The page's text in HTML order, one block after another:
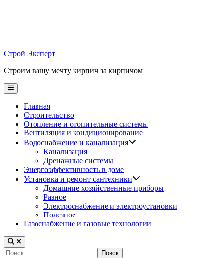
Строй Эксперт
Строим вашу мечту кирпич за кирпичом
Main
Menu
Главная
Строительство
Отопление и отопительные системы
Вентиляция и кондиционирование
Водоснабжение и канализация
Канализация
Дренажные системы
Энергоэффективность в доме
Установка и ремонт сантехники
Домашние хозяйственные приборы
Разное
Электроснабжение и электроустановки
Полезное
Газоснабжение и газовые технологии
Найти: